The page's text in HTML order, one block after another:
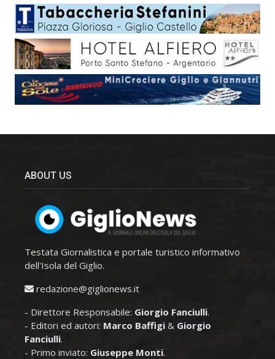
ABOUT US
Testata Giornalistica e portale turistico informativo
dell'Isola del Giglio.
redazione@giglionews.it
- Direttore Responsabile: Giorgio Fanciulli.
- Editori ed autori: Marco Baffigi & Giorgio
Fanciulli.
- Primo inviato: Giuseppe Monti.